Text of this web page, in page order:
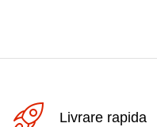
Livrare rapida